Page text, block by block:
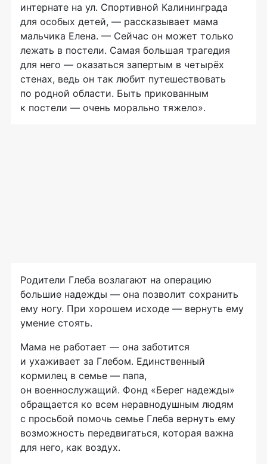
интернате на ул. Спортивной Калининграда
для особых детей, — рассказывает мама
мальчика Елена. — Сейчас он может только
лежать в постели. Самая большая трагедия
для него — оказаться запертым в четырёх
стенах, ведь он так любит путешествовать
по родной области. Быть прикованным
к постели — очень морально тяжело».
Родители Глеба возлагают на операцию
большие надежды — она позволит сохранить
ему ногу. При хорошем исходе — вернуть ему
умение стоять.
Мама не работает — она заботится
и ухаживает за Глебом. Единственный
кормилец в семье — папа,
он военнослужащий. Фонд «Берег надежды»
обращается ко всем неравнодушным людям
с просьбой помочь семье Глеба вернуть ему
возможность передвигаться, которая важна
для него, как воздух.